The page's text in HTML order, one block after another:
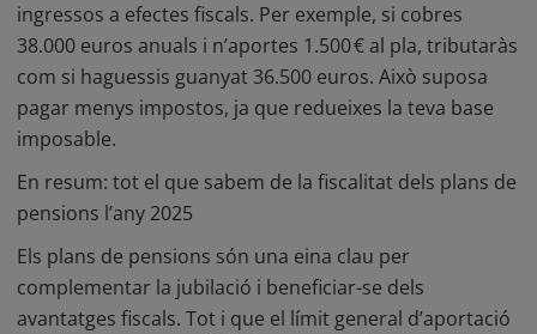
ingressos a efectes fiscals. Per exemple, si cobres
38.000 euros anuals i n’aportes 1.500 € al pla, tributaràs
com si haguessis guanyat 36.500 euros. Això suposa
pagar menys impostos, ja que redueixes la teva base
imposable.
En resum: tot el que sabem de la fiscalitat dels plans de
pensions l’any 2025
Els plans de pensions són una eina clau per
complementar la jubilació i beneficiar-se dels
avantatges fiscals. Tot i que el límit general d’aportació